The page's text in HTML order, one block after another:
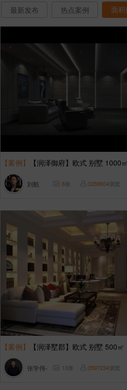
最新发布 热点案例 面
【案例】 【润泽御府】欧式 别墅 1000㎡
刘航 8张 3359804浏览
【案例】 【润泽墅郡】欧式 别墅 500㎡
张学伟- 13张 3597234浏览